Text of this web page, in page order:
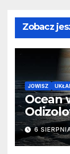
Zobacz
JOWISZ
Ocean
barierę
6